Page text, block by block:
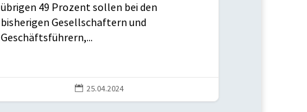
übrigen 49 Prozent sollen bei den
bisherigen Gesellschaftern und
Geschäftsführern,...
 25.04.2024